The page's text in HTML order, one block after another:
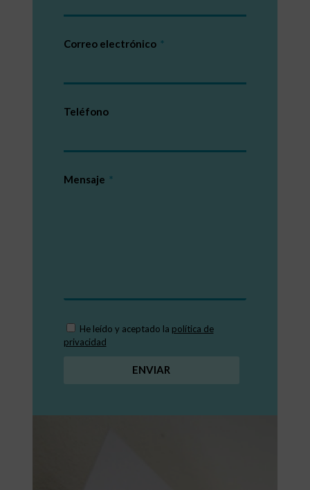
Correo electrónico
Teléfono
Mensaje
He leído y aceptado la política de
privacidad
ENVIAR